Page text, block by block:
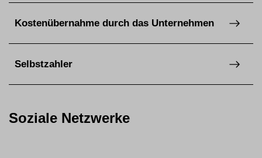
Kostenübernahme durch das Unternehmen
Selbstzahler
Soziale Netzwerke